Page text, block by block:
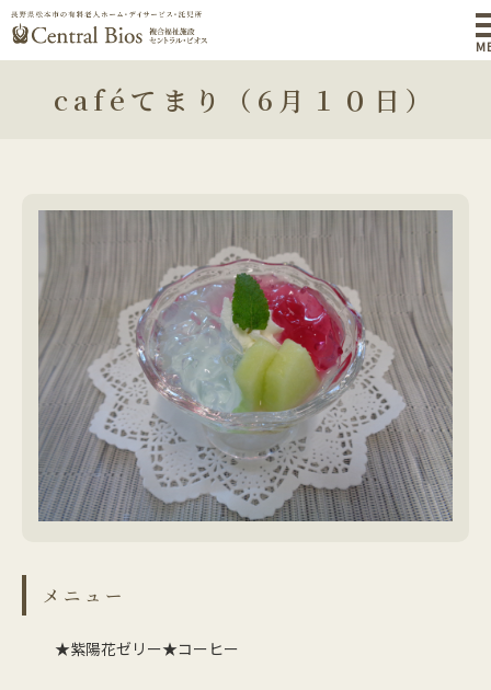
caféてまり（6月１０日）
メニュー
★紫陽花ゼリー★コーヒー